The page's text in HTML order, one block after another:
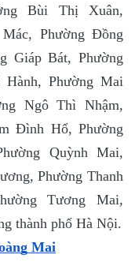
Bùi Thị Xuân,
Phường Đồng
Giáp Bát, Phường
Phường Mai
Ngô Thì Nhậm,
Đình Hổ, Phường
Quỳnh Mai,
Phường Thanh
Tương Mai,
thành phố Hà Nội.
Mai